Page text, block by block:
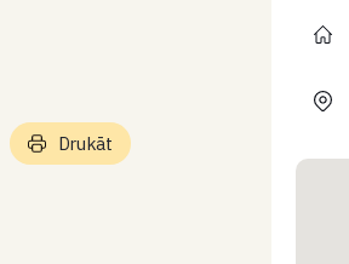
Drukāt